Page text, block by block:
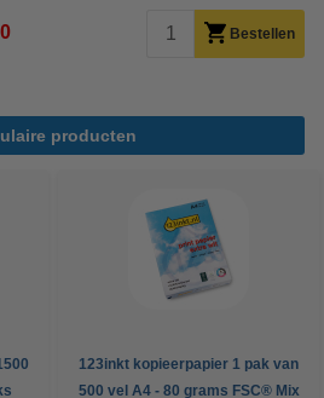
Bestellen
producten
123inkt kopieerpapier 1 pak van
500 vel A4 - 80 grams FSC® Mix